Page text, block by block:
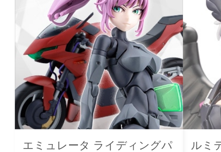
エミュレータ ライディングパ
ルミ